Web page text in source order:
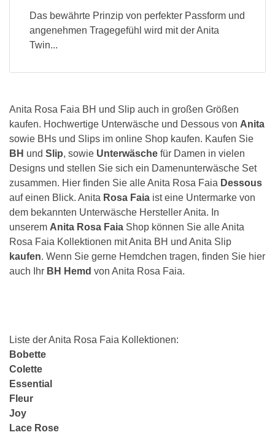
Das bewährte Prinzip von perfekter Passform und
angenehmen Tragegefühl wird mit der Anita
Twin...
Anita Rosa Faia BH und Slip auch in großen Größen
kaufen. Hochwertige Unterwäsche und Dessous von Anita
sowie BHs und Slips im online Shop kaufen. Kaufen Sie
BH und Slip, sowie Unterwäsche für Damen in vielen
Designs und stellen Sie sich ein Damenunterwäsche Set
zusammen. Hier finden Sie alle Anita Rosa Faia Dessous
auf einen Blick. Anita Rosa Faia ist eine Untermarke von
dem bekannten Unterwäsche Hersteller Anita. In
unserem Anita Rosa Faia Shop können Sie alle Anita
Rosa Faia Kollektionen mit Anita BH und Anita Slip
kaufen. Wenn Sie gerne Hemdchen tragen, finden Sie hier
auch Ihr BH Hemd von Anita Rosa Faia.
Liste der Anita Rosa Faia Kollektionen:
Bobette
Colette
Essential
Fleur
Joy
Lace Rose